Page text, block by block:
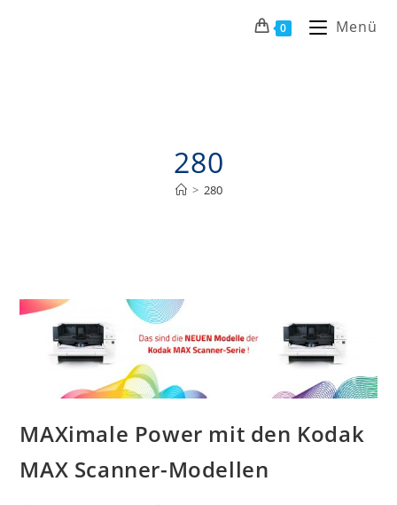
0 Menü
280
> 280
MAXimale Power mit den Kodak
MAX Scanner-Modellen